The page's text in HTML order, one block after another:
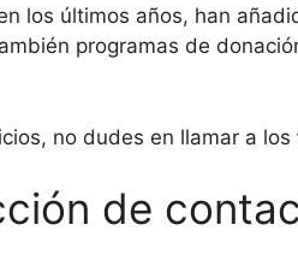
los últimos años, han
programas de
no dudes en llamar a los
de